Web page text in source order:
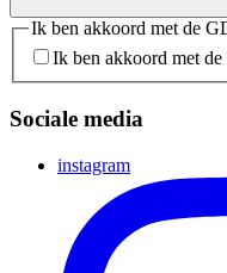
Ik ben akkoord met de
Ik ben akkoord met
Sociale media
instagram